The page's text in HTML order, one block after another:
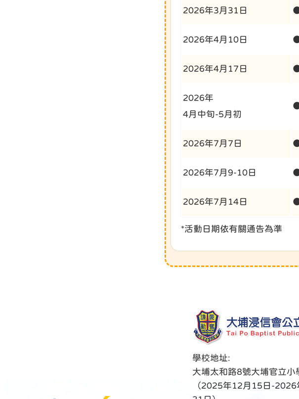
2026年3月31日
2026年4月10日
2026年4月17日
2026年
4月中旬-5月初
2026年7月7日
2026年7月9-10日
2026年7月14日
*活動日期依有關通告為準
學校地址:
大埔太和路8號大埔官立小
（2025年12月15日-2026